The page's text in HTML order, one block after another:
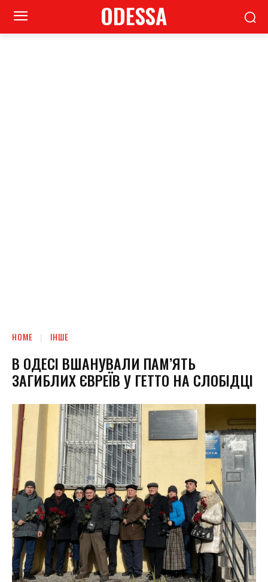
ODESSA
HOME ІНШЕ
В ОДЕСІ ВШАНУВАЛИ ПАМ’ЯТЬ
ЗАГИБЛИХ ЄВРЕЇВ У ГЕТТО НА СЛОБІДЦІ